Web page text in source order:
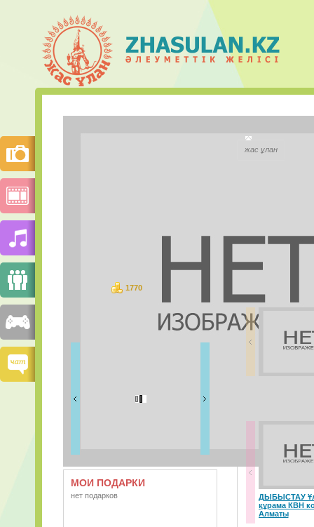
жас ұлан
1770баллов
МОИ ПОДАРКИ
нет подарков
ДЫБЫСТАУ
құрама КВН
Алматы